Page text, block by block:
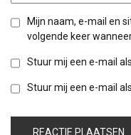
Mijn naam, e-mail en
volgende keer
Stuur mij een e-mail
Stuur mij een e-mail